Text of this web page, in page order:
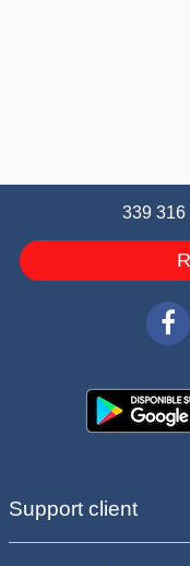
339 316
Support client